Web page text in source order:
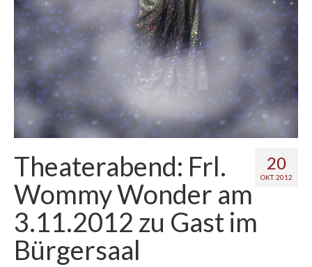
20
OKT. 2012
Theaterabend: Frl.
Wommy Wonder am
3.11.2012 zu Gast im
Bürgersaal